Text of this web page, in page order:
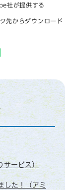
社が提供する
先からダウンロード
サービス）
した！（アミ